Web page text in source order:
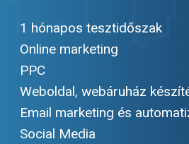
1 hónapos tesztidőszak
Online marketing
PPC
Weboldal, webáruház
Email marketing és
Social Media